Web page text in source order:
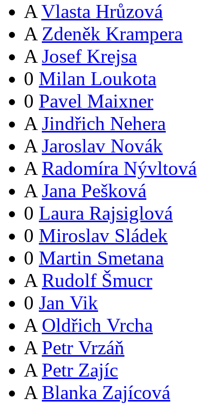
A Vlasta Hrůzová
A Zdeněk Krampera
A Josef Krejsa
0 Milan Loukota
0 Pavel Maixner
A Jindřich Nehera
A Jaroslav Novák
A Radomíra Nývltová
A Jana Pešková
0 Laura Rajsiglová
0 Miroslav Sládek
0 Martin Smetana
A Rudolf Šmucr
0 Jan Vik
A Oldřich Vrcha
A Petr Vrzáň
A Petr Zajíc
A Blanka Zajícová